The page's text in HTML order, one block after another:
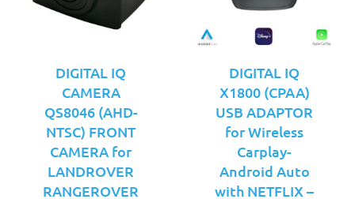
DIGITAL IQ
CAMERA
QS8046 (AHD-
NTSC) FRONT
CAMERA for
LANDROVER
RANGEROVER
DIGITAL IQ
X1800 (CPAA)
USB ADAPTOR
for Wireless
Carplay-
Android Auto
with NETFLIX –